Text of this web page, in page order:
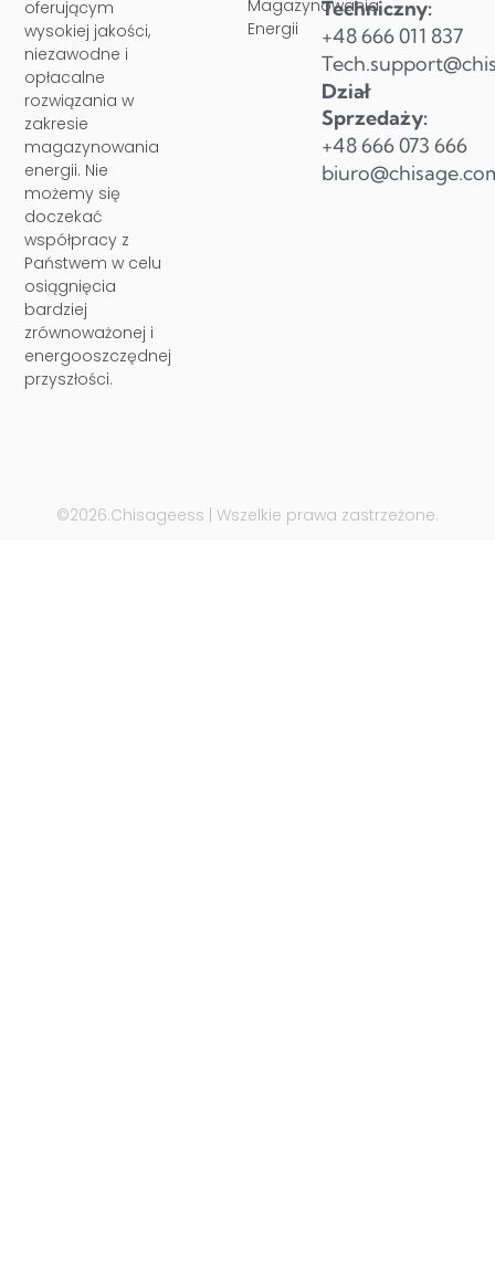
oferującym
wysokiej jakości,
niezawodne i
opłacalne
rozwiązania w
zakresie
magazynowania
energii. Nie
możemy się
doczekać
współpracy z
Państwem w celu
osiągnięcia
bardziej
zrównoważonej i
energooszczędnej
przyszłości.
Magazynowania
Energii
Techniczny:
+48 666 011 837
Dział
Sprzedaży:
+48 666 073 666
©2026.Chisageess | Wszelkie prawa zastrzeżone.